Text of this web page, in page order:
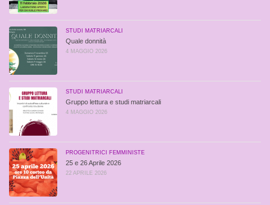
STUDI MATRIARCALI
Quale donnità
4 MAGGIO 2026
STUDI MATRIARCALI
Gruppo lettura e studi matriarcali
4 MAGGIO 2026
PROGENITRICI FEMMINISTE
25 e 26 Aprile 2026
22 APRILE 2026